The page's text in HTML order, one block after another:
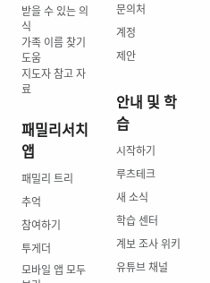
받을 수 있는 의
식
가족 이름 찾기
도움
지도자 참고 자
료
패밀리서치
앱
패밀리 트리
추억
참여하기
투게더
모바일 앱 모두
문의처
계정
제안
안내 및 학
습
시작하기
루츠테크
새 소식
학습 센터
계보 조사 위키
유튜브 채널